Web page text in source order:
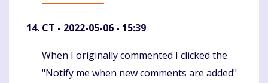
CT - 2022-05-06 - 15:39
Komentaras
When I originally commented I clicked the
"Notify me when new comments are added"